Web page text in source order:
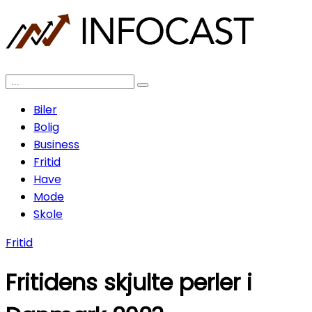
Biler
Bolig
Business
Fritid
Have
Mode
Skole
Fritid
Fritidens skjulte perler i